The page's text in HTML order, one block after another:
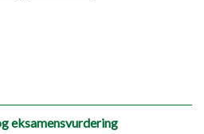
eksamensvurdering